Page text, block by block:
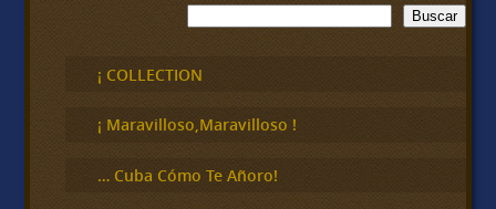
B
u
c
a
Buscar
¡ COLLECTION
¡ Maravilloso,Maravilloso !
… Cuba Cómo Te Añoro!